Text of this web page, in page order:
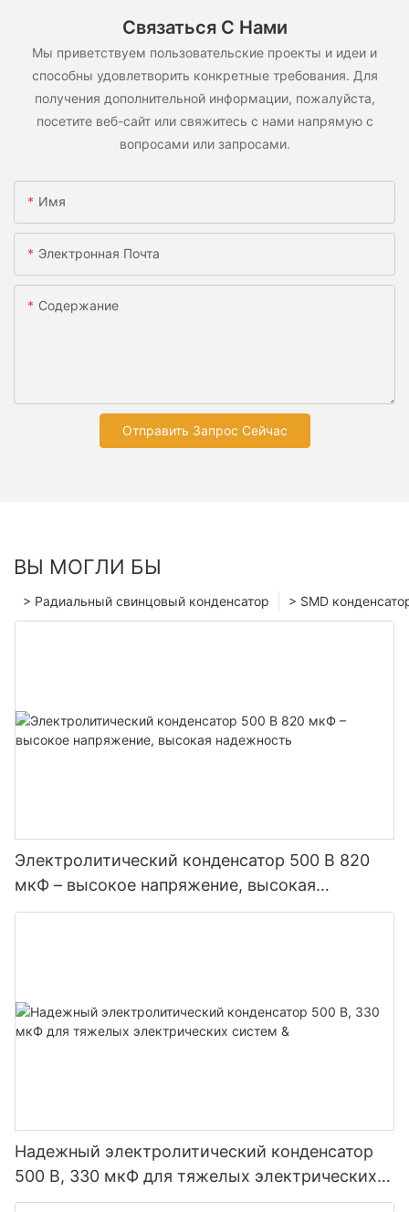
Связаться С Нами
Мы приветствуем пользовательские проекты и идеи и
способны удовлетворить конкретные требования. Для
получения дополнительной информации, пожалуйста,
посетите веб-сайт или свяжитесь с нами напрямую с
вопросами или запросами.
Имя
Электронная Почта
Содержание
Отправить Запрос Сейчас
ВЫ МОГЛИ БЫ
> SMD
> Радиальный свинцовый конденсатор
Электролитический конденсатор 500 В 820
мкФ – высокое напряжение, высокая
надежность
Надежный электролитический конденсатор
500 В, 330 мкФ для тяжелых электрических
систем &